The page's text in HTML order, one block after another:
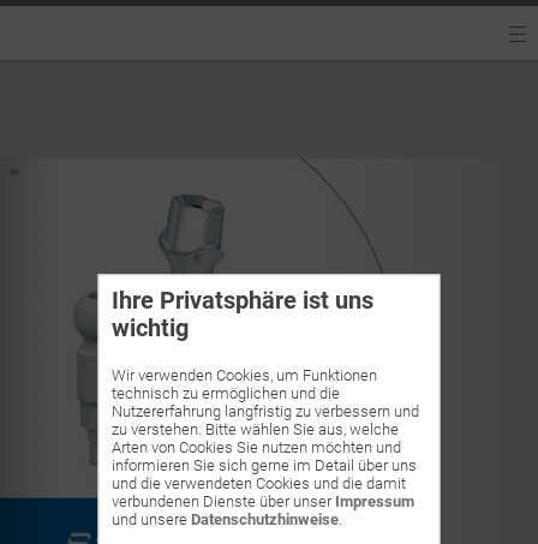
Ihre Privatsphäre ist uns
wichtig
Wir verwenden Cookies, um Funktionen
technisch zu ermöglichen und die
Nutzererfahrung langfristig zu verbessern und
zu verstehen. Bitte wählen Sie aus, welche
Arten von Cookies Sie nutzen möchten und
informieren Sie sich gerne im Detail über uns
und die verwendeten Cookies und die damit
verbundenen Dienste über unser Impressum
und unsere Datenschutzhinweise.